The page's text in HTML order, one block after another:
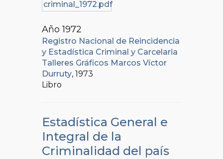
Año 1972
Registro Nacional de Reincidencia
y Estadística Criminal y Carcelaria
Talleres Gráficos Marcos Víctor
Durruty, 1973
Libro
Estadística General e
Integral de la
Criminalidad del país